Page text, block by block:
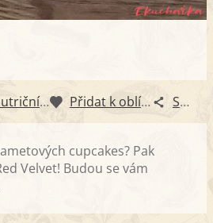
Zapsat do nutričního diáře Přidat k oblíbeným Sdílet
cupcakes? Pak
Velvet! Budou se vám